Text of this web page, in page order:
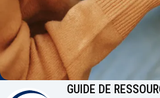
GUIDE DE